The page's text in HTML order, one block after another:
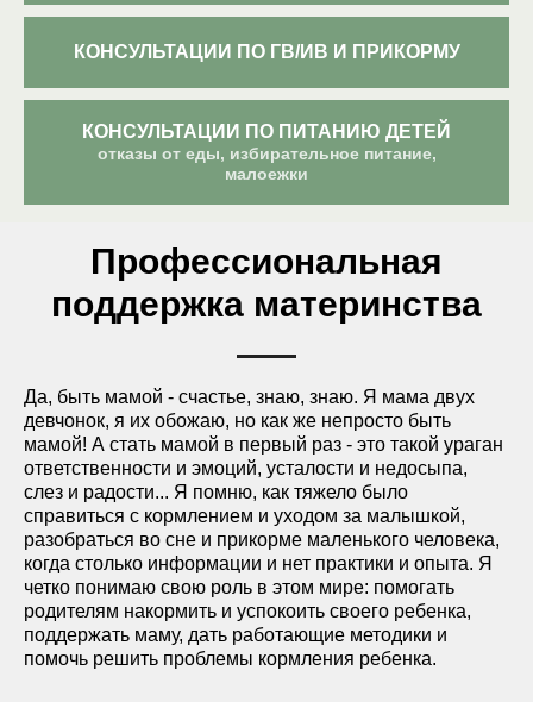
КОНСУЛЬТАЦИИ ПО ГВ/ИВ И ПРИКОРМУ
КОНСУЛЬТАЦИИ ПО ПИТАНИЮ ДЕТЕЙ
отказы от еды, избирательное питание,
малоежки
Профессиональная
поддержка материнства
Да, быть мамой - счастье, знаю, знаю. Я мама двух
девчонок, я их обожаю, но как же непросто быть
мамой! А стать мамой в первый раз - это такой ураган
ответственности и эмоций, усталости и недосыпа,
слез и радости... Я помню, как тяжело было
справиться с кормлением и уходом за малышкой,
разобраться во сне и прикорме маленького человека,
когда столько информации и нет практики и опыта. Я
четко понимаю свою роль в этом мире: помогать
родителям накормить и успокоить своего ребенка,
поддержать маму, дать работающие методики и
помочь решить проблемы кормления ребенка.